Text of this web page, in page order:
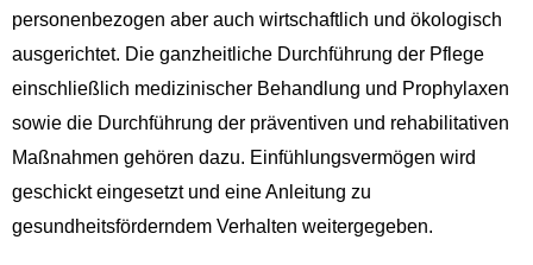
personenbezogen aber auch wirtschaftlich und ökologisch
ausgerichtet. Die ganzheitliche Durchführung der Pflege
einschließlich medizinischer Behandlung und Prophylaxen
sowie die Durchführung der präventiven und rehabilitativen
Maßnahmen gehören dazu. Einfühlungsvermögen wird
geschickt eingesetzt und eine Anleitung zu
gesundheitsförderndem Verhalten weitergegeben.